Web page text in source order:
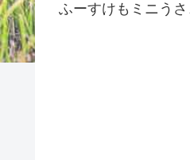
ふーすけもミニう